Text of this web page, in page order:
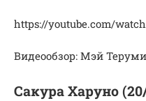
https://youtube.com/
Видеообзор: Мэй Теруми
Сакура Харуно